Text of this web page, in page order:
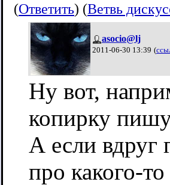
(Ответить) (Ветвь
asocio@lj
2011-06-30 13:39 (
Ну вот,
копирку
А если вдруг
про какого-